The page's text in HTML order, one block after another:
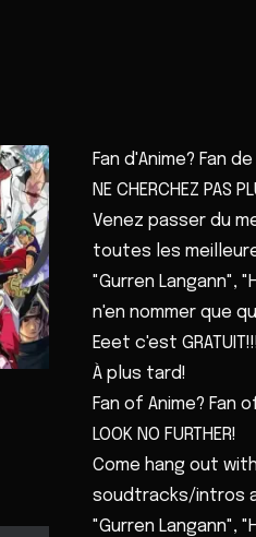
Fan d'Anime? Fan
NE CHERCHEZ PAS
Venez passer du
toutes les
"Gurren Langann",
n'en nommer que
Eeet c'est GRATUIT!!!
À plus tard!
Fan of Anime? Fan
LOOK NO FURTHER!
Come hang out
soudtracks/intros
"Gurren Langann",